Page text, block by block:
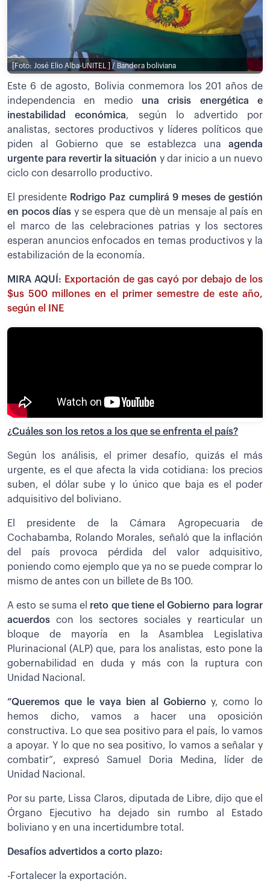
[Foto: José Elio Alba-UNITEL ] / Bandera boliviana
Este 6 de agosto, Bolivia conmemora los 201 años de
independencia en medio una crisis energética e
inestabilidad económica, según lo advertido por
analistas, sectores productivos y líderes políticos que
piden al Gobierno que se establezca una agenda
urgente para revertir la situación y dar inicio a un nuevo
ciclo con desarrollo productivo.
El presidente Rodrigo Paz cumplirá 9 meses de gestión
en pocos días y se espera que dè un mensaje al país en
el marco de las celebraciones patrias y los sectores
esperan anuncios enfocados en temas productivos y la
estabilización de la economía.
MIRA AQUÍ: Exportación de gas cayó por debajo de los
$us 500 millones en el primer semestre de este año,
según el INE
¿Cuáles son los retos a los que se enfrenta el país?
Según los análisis, el primer desafío, quizás el más
urgente, es el que afecta la vida cotidiana: los precios
suben, el dólar sube y lo único que baja es el poder
adquisitivo del boliviano.
El presidente de la Cámara Agropecuaria de
Cochabamba, Rolando Morales, señaló que la inflación
del país provoca pérdida del valor adquisitivo,
poniendo como ejemplo que ya no se puede comprar lo
mismo de antes con un billete de Bs 100.
A esto se suma el reto que tiene el Gobierno para lograr
acuerdos con los sectores sociales y rearticular un
bloque de mayoría en la Asamblea Legislativa
Plurinacional (ALP) que, para los analistas, esto pone la
gobernabilidad en duda y más con la ruptura con
Unidad Nacional.
“Queremos que le vaya bien al Gobierno y, como lo
hemos dicho, vamos a hacer una oposición
constructiva. Lo que sea positivo para el país, lo vamos
a apoyar. Y lo que no sea positivo, lo vamos a señalar y
combatir”, expresó Samuel Doria Medina, líder de
Unidad Nacional.
Por su parte, Lissa Claros, diputada de Libre, dijo que el
Órgano Ejecutivo ha dejado sin rumbo al Estado
boliviano y en una incertidumbre total.
Desafíos advertidos a corto plazo:
-Fortalecer la exportación.